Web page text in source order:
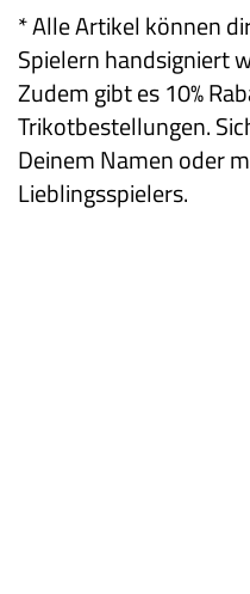
* Alle Artikel können
Spielern handsigniert
Zudem gibt es 10%
Trikotbestellungen.
Deinem Namen oder
Lieblingsspielers.